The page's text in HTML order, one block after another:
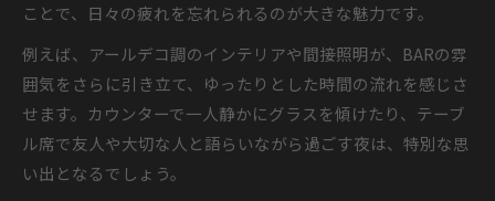
ことで、日々の疲れを忘れられるのが大きな魅力です。
例えば、アールデコ調のインテリアや間接照明が、BARの雰
囲気をさらに引き立て、ゆったりとした時間の流れを感じさ
せます。カウンターで一人静かにグラスを傾けたり、テーブ
ル席で友人や大切な人と語らいながら過ごす夜は、特別な思
い出となるでしょう。